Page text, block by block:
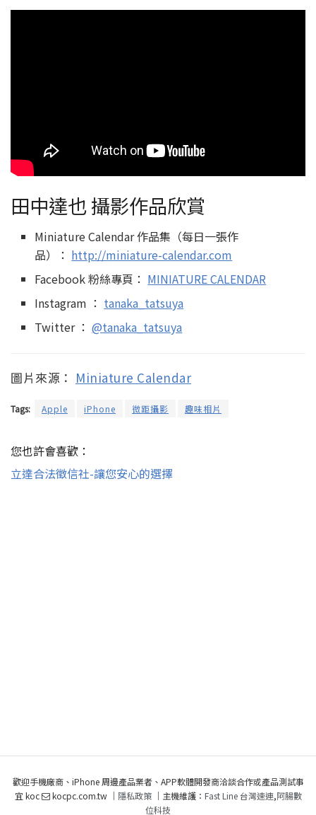
田中達也 攝影作品欣賞
Miniature Calendar 作品集（每日一張作
品）： http://miniature-calendar.com
Facebook 粉絲專頁： MINIATURE CALENDAR
Instagram ： tanaka_tatsuya
Twitter ：@tanaka_tatsuya
圖片來源： Miniature Calendar
Tags: Apple iPhone 微距攝影 趣味相片
您也許會喜歡：
立達合法徵信社-讓您安心的選擇
歡迎手機廠商、iPhone 周邊產品業者、APP軟體開發商洽談合作或產品測試事
宜 koc
kocpc.com.tw ｜ 隱私政策｜主機維護： Fast Line 台灣速連,阿腸數
位科技